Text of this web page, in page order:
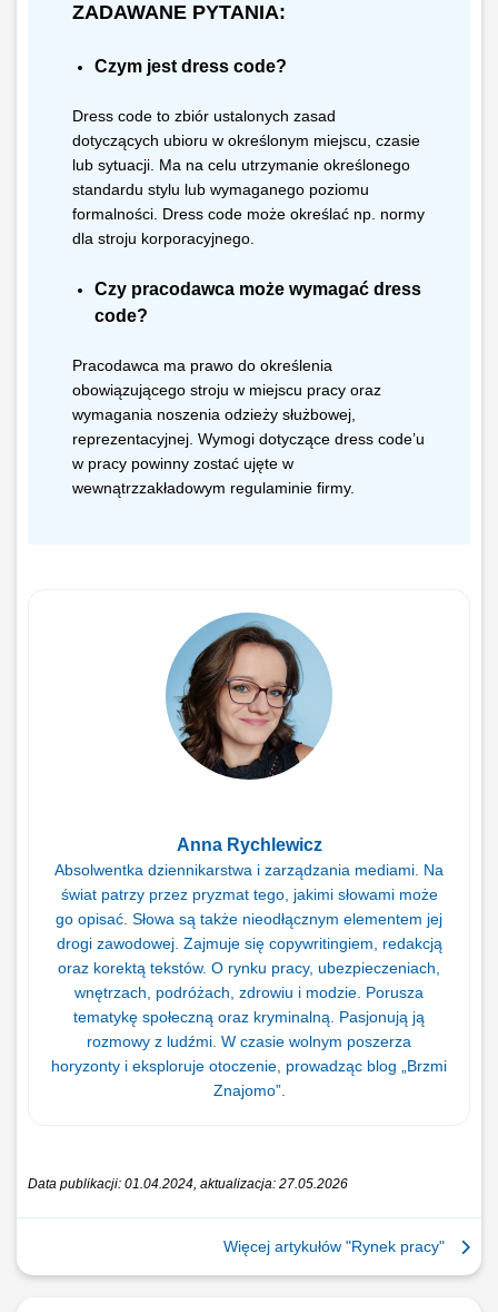
ZADAWANE PYTANIA:
Czym jest dress code?
Dress code to zbiór ustalonych zasad
dotyczących ubioru w określonym miejscu, czasie
lub sytuacji. Ma na celu utrzymanie określonego
standardu stylu lub wymaganego poziomu
formalności. Dress code może określać np. normy
dla stroju korporacyjnego.
Czy pracodawca może wymagać dress
code?
Pracodawca ma prawo do określenia
obowiązującego stroju w miejscu pracy oraz
wymagania noszenia odzieży służbowej,
reprezentacyjnej. Wymogi dotyczące dress code’u
w pracy powinny zostać ujęte w
wewnątrzzakładowym regulaminie firmy.
Anna Rychlewicz
Absolwentka dziennikarstwa i zarządzania mediami. Na
świat patrzy przez pryzmat tego, jakimi słowami może
go opisać. Słowa są także nieodłącznym elementem jej
drogi zawodowej. Zajmuje się copywritingiem, redakcją
oraz korektą tekstów. O rynku pracy, ubezpieczeniach,
wnętrzach, podróżach, zdrowiu i modzie. Porusza
tematykę społeczną oraz kryminalną. Pasjonują ją
rozmowy z ludźmi. W czasie wolnym poszerza
horyzonty i eksploruje otoczenie, prowadząc blog „Brzmi
Znajomo”.
Data publikacji: 01.04.2024, aktualizacja: 27.05.2026
Więcej artykułów "Rynek pracy"